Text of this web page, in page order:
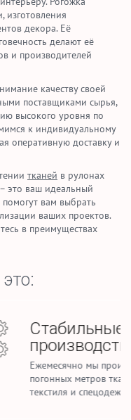
изготовления
декора. Её
делают её
и производителей
качеству своей
поставщиками сырья,
высокого уровня по
к индивидуальному
оперативную доставку и
тканей в рулонах
это ваш идеальный
вам выбрать
ваших проектов.
в преимуществах
объемы
до 2,5 млн.
для домашнего